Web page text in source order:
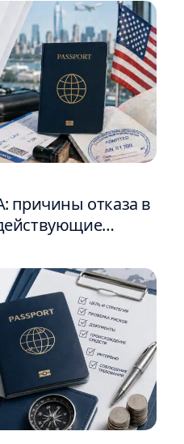
причины отказа в